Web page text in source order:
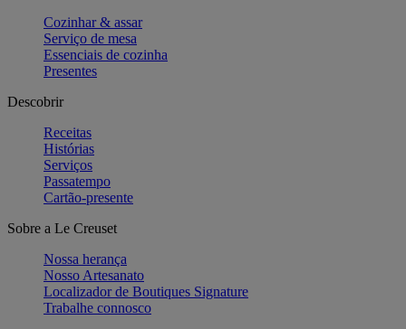
Cozinhar & assar
Serviço de mesa
Essenciais de cozinha
Presentes
Descobrir
Receitas
Histórias
Serviços
Passatempo
Cartão-presente
Sobre a Le Creuset
Nossa herança
Nosso Artesanato
Localizador de Boutiques Signature
Trabalhe connosco